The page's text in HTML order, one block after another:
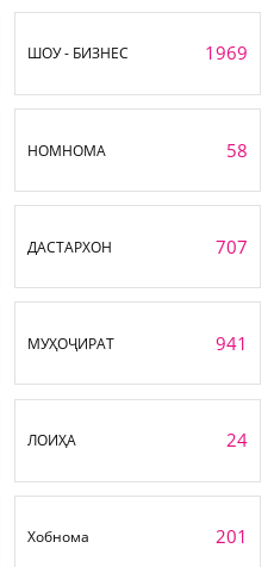
ШОУ - БИЗНЕС 1969
НОМНОМА 58
ДАСТАРХОН 707
МУҲОҶИРАТ 941
ЛОИҲА 24
Хобнома 201